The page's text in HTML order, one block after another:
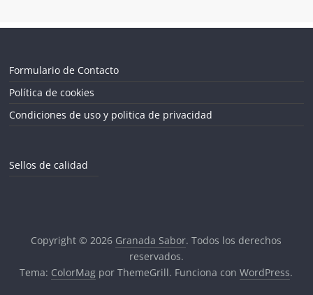
Formulario de Contacto
Política de cookies
Condiciones de uso y politica de privacidad
Sellos de calidad
Copyright © 2026 Granada Sabor. Todos los derechos
reservados.
Tema: ColorMag por ThemeGrill. Funciona conWordPress.